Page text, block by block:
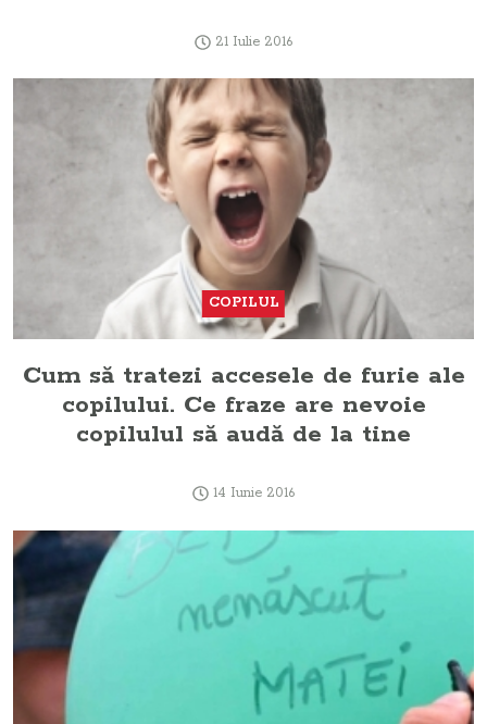
21 Iulie 2016
COPILUL
Cum să tratezi accesele de furie ale
copilului. Ce fraze are nevoie
copilulul să audă de la tine
14 Iunie 2016